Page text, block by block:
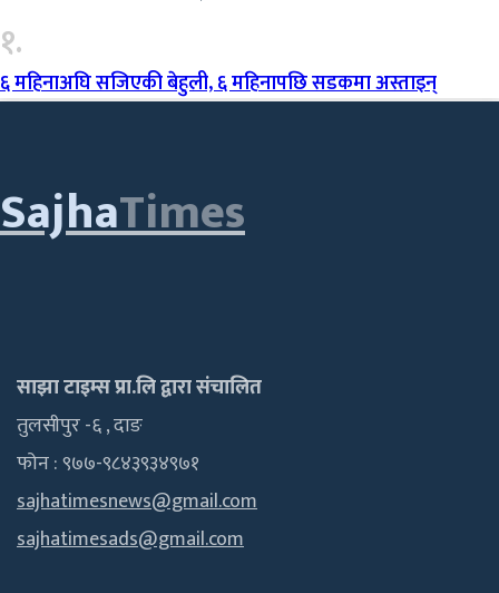
१.
६ महिनाअघि सजिएकी बेहुली, ६ महिनापछि सडकमा अस्ताइन्
SajhaTimes
साझा टाइम्स प्रा.लि द्वारा संचालित
तुलसीपुर -६ , दाङ
फोन : ९७७-९८४३९३४९७१
sajhatimesnews@gmail.com
sajhatimesads@gmail.com